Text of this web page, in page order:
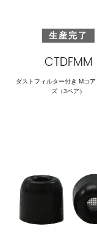
生産完了
CTDFMM
ダストフィルター付き Mコア
ズ（3ペア）